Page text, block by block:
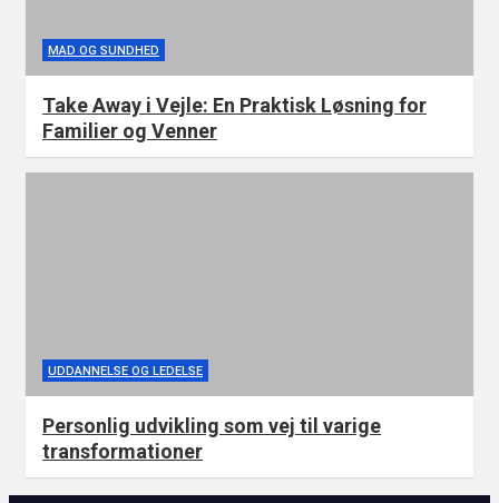
MAD OG SUNDHED
Take Away i Vejle: En Praktisk Løsning for
Familier og Venner
UDDANNELSE OG LEDELSE
Personlig udvikling som vej til varige
transformationer